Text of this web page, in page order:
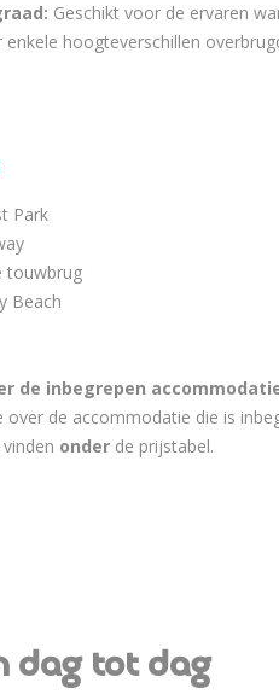
Geschikt voor de ervaren
enkele hoogteverschillen
Park
touwbrug
Beach
de inbegrepen
over de accommodatie die is
onder de prijstabel.
dag tot dag